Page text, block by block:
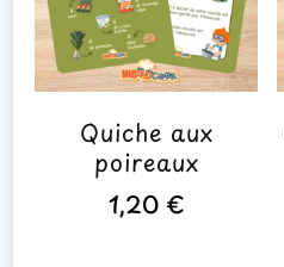
Quiche aux
poireaux
1,20 €